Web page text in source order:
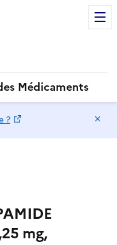
Médicaments
?
mg,